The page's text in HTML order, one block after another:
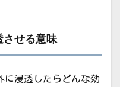
せる意味
に浸透したらどんな効